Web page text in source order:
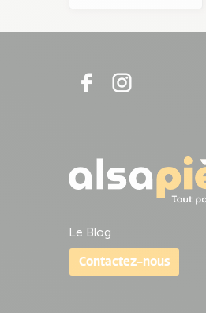
Le Blog
Contactez-nous